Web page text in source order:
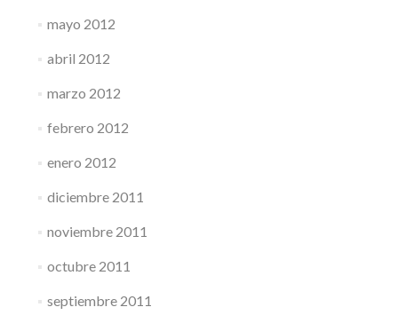
mayo 2012
abril 2012
marzo 2012
febrero 2012
enero 2012
diciembre 2011
noviembre 2011
octubre 2011
septiembre 2011